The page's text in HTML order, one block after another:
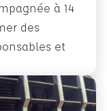
à 14
des
et
former plus tôt pour